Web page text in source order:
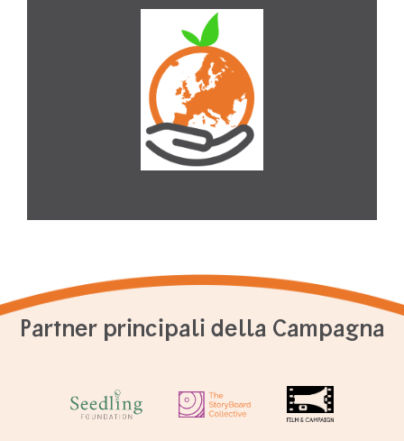
Partner principali della Campagna